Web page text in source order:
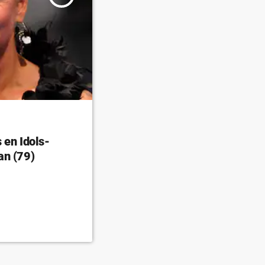
en Idols-
(79)